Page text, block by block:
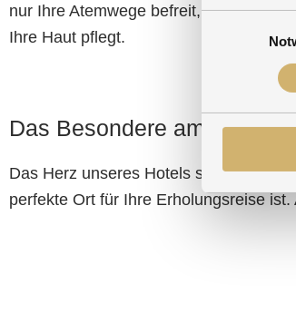
nur Ihre Atemwege befreit, sondern
Ihre Haut pflegt.
Das Besondere am
Das Herz unseres Hotels schlägt für
perfekte Ort für Ihre Erholungsreise ist.